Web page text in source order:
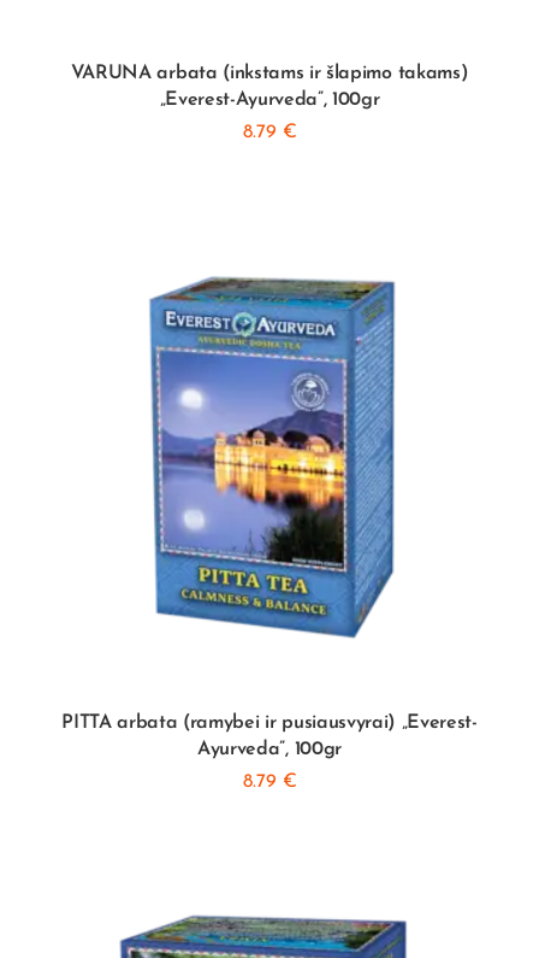
VARUNA arbata (inkstams ir šlapimo takams)
„Everest-Ayurveda”, 100gr
8.79 €
PITTA arbata (ramybei ir pusiausvyrai) „Everest-
Ayurveda”, 100gr
8.79 €